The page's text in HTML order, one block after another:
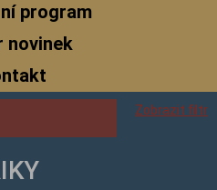
program
novinek
Zobrazit filtr